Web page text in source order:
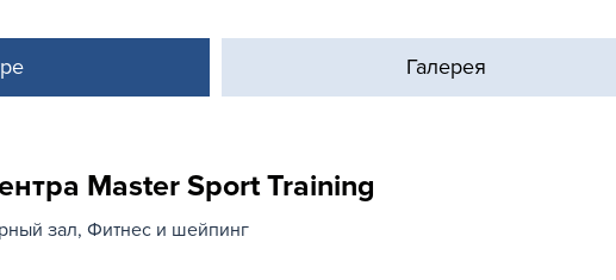
Галерея
Master Sport Training
зал Фитнес и шейпинг